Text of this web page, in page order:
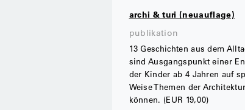
archi & turi (neuauflage)
publikation
13 Geschichten aus dem
sind Ausgangspunkt einer
der Kinder ab 4 Jahren auf
Weise Themen der
können. (EUR 19,00)